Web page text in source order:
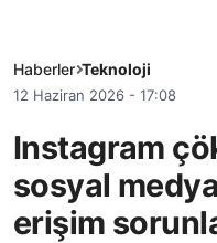
Haberler Teknoloji
12 Haziran 2026 - 17:08
Instagram
sosyal
erişim